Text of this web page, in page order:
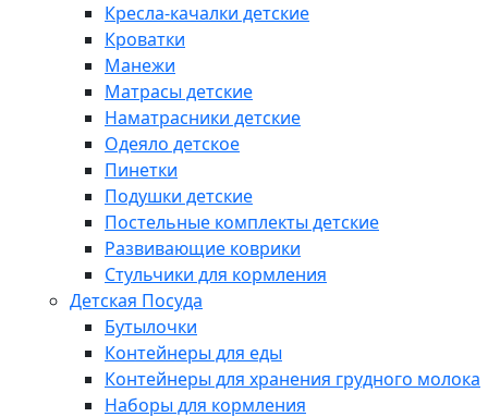
Кресла-качалки детские
Кроватки
Манежи
Матрасы детские
Наматрасники детские
Одеяло детское
Пинетки
Подушки детские
Постельные комплекты детские
Развивающие коврики
Стульчики для кормления
Детская Посуда
Бутылочки
Контейнеры для еды
Контейнеры для хранения грудного молока
Наборы для кормления